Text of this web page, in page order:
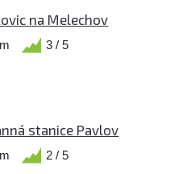
na Melechov
3 / 5
stanice Pavlov
2 / 5